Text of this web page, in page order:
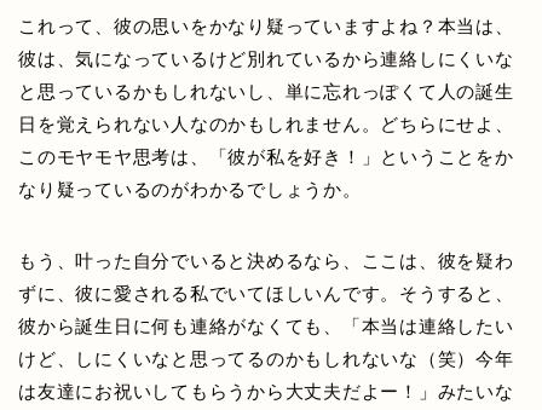
これって、彼の思いをかなり疑っていますよね？本当は、
彼は、気になっているけど別れているから連絡しにくいな
と思っているかもしれないし、単に忘れっぽくて人の誕生
日を覚えられない人なのかもしれません。どちらにせよ、
このモヤモヤ思考は、「彼が私を好き！」ということをか
なり疑っているのがわかるでしょうか。
もう、叶った自分でいると決めるなら、ここは、彼を疑わ
ずに、彼に愛される私でいてほしいんです。そうすると、
彼から誕生日に何も連絡がなくても、「本当は連絡したい
けど、しにくいなと思ってるのかもしれないな（笑）今年
は友達にお祝いしてもらうから大丈夫だよー！」みたいな